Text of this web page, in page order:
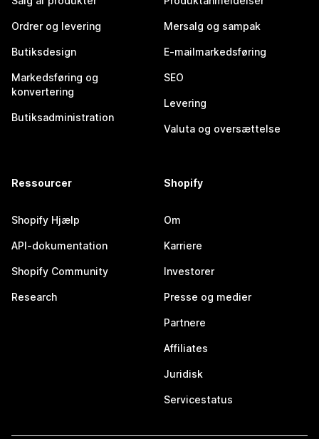
Ordrer og levering
Butiksdesign
Markedsføring og
konvertering
Butiksadministration
Mersalg og sampak
E-mailmarkedsføring
SEO
Levering
Valuta og oversættelse
Ressourcer
Shopify Hjælp
API-dokumentation
Shopify Community
Research
Shopify
Om
Karriere
Investorer
Presse og medier
Partnere
Affiliates
Juridisk
Servicestatus